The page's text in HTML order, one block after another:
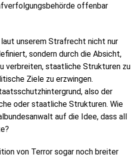
offenbar
unserem Strafrecht nicht nur
sondern durch die Absicht,
verbreiten, staatliche Strukturen zu
Ziele zu erzwingen.
also der
oder staatliche Strukturen. Wie
auf die Idee, dass all
von Terror sogar noch breiter